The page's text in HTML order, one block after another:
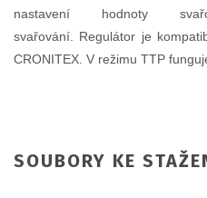
nastavení hodnoty
svařování. Regulátor je
CRONITEX. V režimu TTP
SOUBORY KE